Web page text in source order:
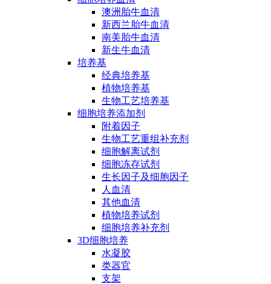
澳洲胎牛血清
新西兰胎牛血清
南美胎牛血清
新生牛血清
培养基
经典培养基
植物培养基
生物工艺培养基
细胞培养添加剂
附着因子
生物工艺重组补充剂
细胞解离试剂
细胞冻存试剂
生长因子及细胞因子
人血清
其他血清
植物培养试剂
细胞培养补充剂
3D细胞培养
水凝胶
类器官
支架